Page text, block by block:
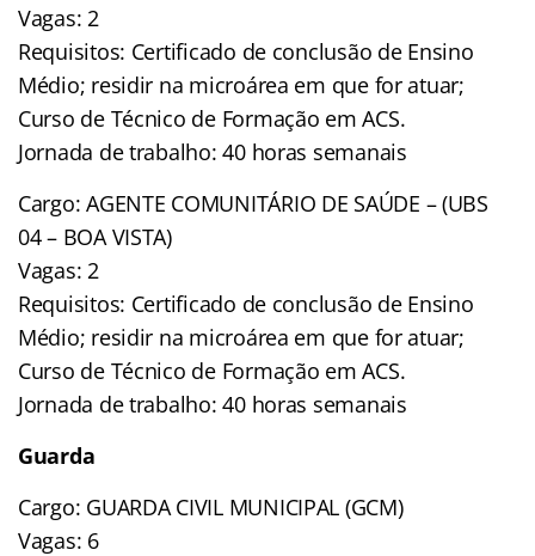
Vagas: 2
Requisitos: Certificado de conclusão de Ensino
Médio; residir na microárea em que for atuar;
Curso de Técnico de Formação em ACS.
Jornada de trabalho: 40 horas semanais
Cargo: AGENTE COMUNITÁRIO DE SAÚDE – (UBS
04 – BOA VISTA)
Vagas: 2
Requisitos: Certificado de conclusão de Ensino
Médio; residir na microárea em que for atuar;
Curso de Técnico de Formação em ACS.
Jornada de trabalho: 40 horas semanais
Guarda
Cargo: GUARDA CIVIL MUNICIPAL (GCM)
Vagas: 6